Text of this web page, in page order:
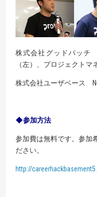
株式会社グッドパッ
（左）、 プロジェクトマ
株式会社ユーザベース
◆参加方法
参加費は無料です。参加
ださい。
http://